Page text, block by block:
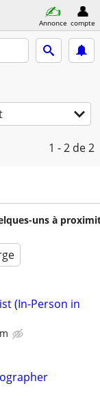
Annonce compte
1 - 2 de 2
uns à
(In-Person in